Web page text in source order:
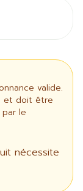
valide.
et doit être
le
nécessite